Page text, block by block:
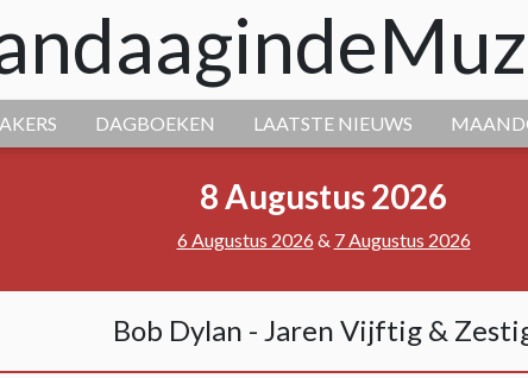
DAGBOEKEN LAATSTE NIEUWS
8 Augustus 2026
6 Augustus 2026 & 7 Augustus 2026
Bob Dylan - Jaren Vijftig &